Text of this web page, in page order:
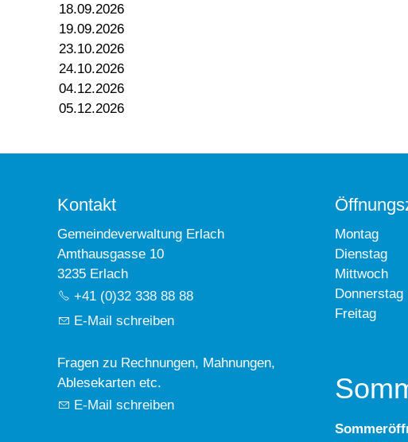
18.09.2026
19.09.2026
23.10.2026
24.10.2026
04.12.2026
05.12.2026
Kontakt
Gemeindeverwaltung Erlach
Amthausgasse 10
3235 Erlach
+41 (0)32 338 88 88
E-Mail schreiben
Fragen zu Rechnungen, Mahnungen,
Ablesekarten etc.
E-Mail schreiben
Montag
Dienstag
Mittwoch
Donnerstag
Freitag